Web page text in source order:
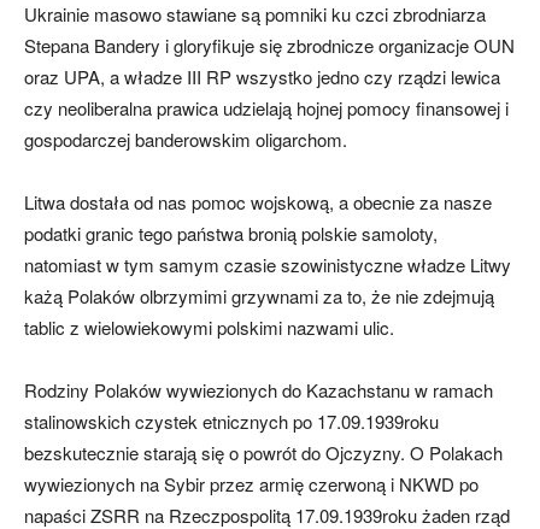
Ukrainie masowo stawiane są pomniki ku czci zbrodniarza
Stepana Bandery i gloryfikuje się zbrodnicze organizacje OUN
oraz UPA, a władze III RP wszystko jedno czy rządzi lewica
czy neoliberalna prawica udzielają hojnej pomocy finansowej i
gospodarczej banderowskim oligarchom.
Litwa dostała od nas pomoc wojskową, a obecnie za nasze
podatki granic tego państwa bronią polskie samoloty,
natomiast w tym samym czasie szowinistyczne władze Litwy
każą Polaków olbrzymimi grzywnami za to, że nie zdejmują
tablic z wielowiekowymi polskimi nazwami ulic.
Rodziny Polaków wywiezionych do Kazachstanu w ramach
stalinowskich czystek etnicznych po 17.09.1939roku
bezskutecznie starają się o powrót do Ojczyzny. O Polakach
wywiezionych na Sybir przez armię czerwoną i NKWD po
napaści ZSRR na Rzeczpospolitą 17.09.1939roku żaden rząd